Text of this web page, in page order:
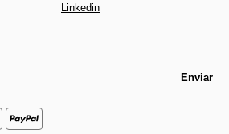
Linkedin
Enviar